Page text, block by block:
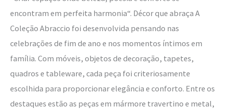
encontram em perfeita harmonia“. Décor que abraça A
Coleção Abraccio foi desenvolvida pensando nas
celebrações de fim de ano e nos momentos íntimos em
família. Com móveis, objetos de decoração, tapetes,
quadros e tableware, cada peça foi criteriosamente
escolhida para proporcionar elegância e conforto. Entre os
destaques estão as peças em mármore travertino e metal,